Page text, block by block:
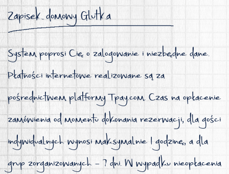
Zapisek domowy Glutka
System poprosi Cię o zalogowanie i niezbędne dane.
Płatności internetowe realizowane są za
pośrednictwem platformy Tpay.com. Czas na opłacenie
zamówienia od momentu dokonania rezerwacji, dla gości
indywidualnych wynosi maksymalnie 1 godzinę, a dla
grup zorganizowanych – 7 dni. W wypadku nieopłacenia